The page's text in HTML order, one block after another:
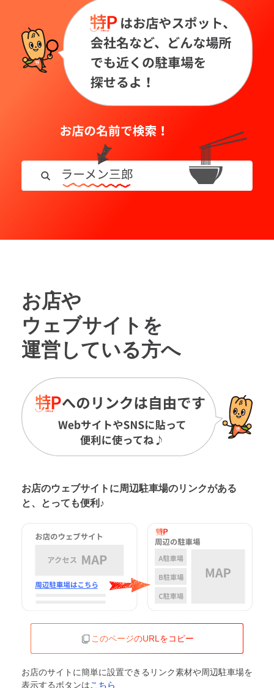
お店や
ウェブサイトを
運営している方へ
お店のウェブサイトに周辺駐車場のリンクがある
と、とっても便利♪
このページのURLをコピー
お店のサイトに簡単に設置できるリンク素材や周辺駐車場を
表示するボタンはこちら